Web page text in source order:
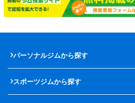
パーソナルジムから探す
スポーツジムから探す